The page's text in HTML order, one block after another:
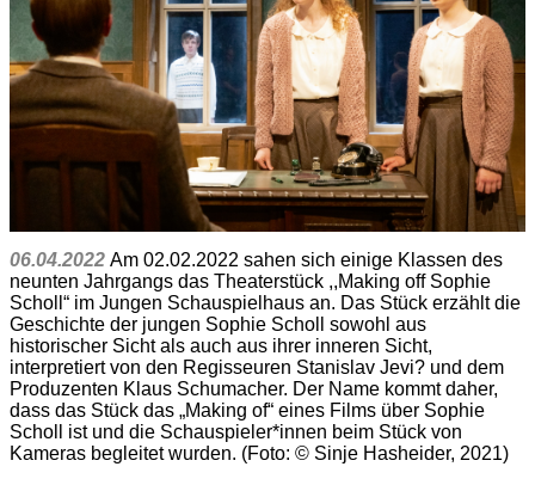
06.04.2022 Am 02.02.2022 sahen sich einige Klassen des
neunten Jahrgangs das Theaterstück ,,Making off Sophie
Scholl“ im Jungen Schauspielhaus an. Das Stück erzählt die
Geschichte der jungen Sophie Scholl sowohl aus
historischer Sicht als auch aus ihrer inneren Sicht,
interpretiert von den Regisseuren Stanislav Jevi? und dem
Produzenten Klaus Schumacher. Der Name kommt daher,
dass das Stück das „Making of“ eines Films über Sophie
Scholl ist und die Schauspieler*innen beim Stück von
Kameras begleitet wurden. (Foto: © Sinje Hasheider, 2021)